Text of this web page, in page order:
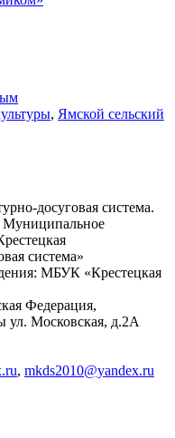
, Ямской сельский
досуговая система.
Муниципальное
система»
МБУК «Крестецкая
Федерация,
ул. Московская, д.2А
, mkds2010@yandex.ru